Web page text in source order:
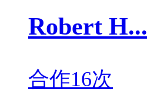
Robert H...
合作16次